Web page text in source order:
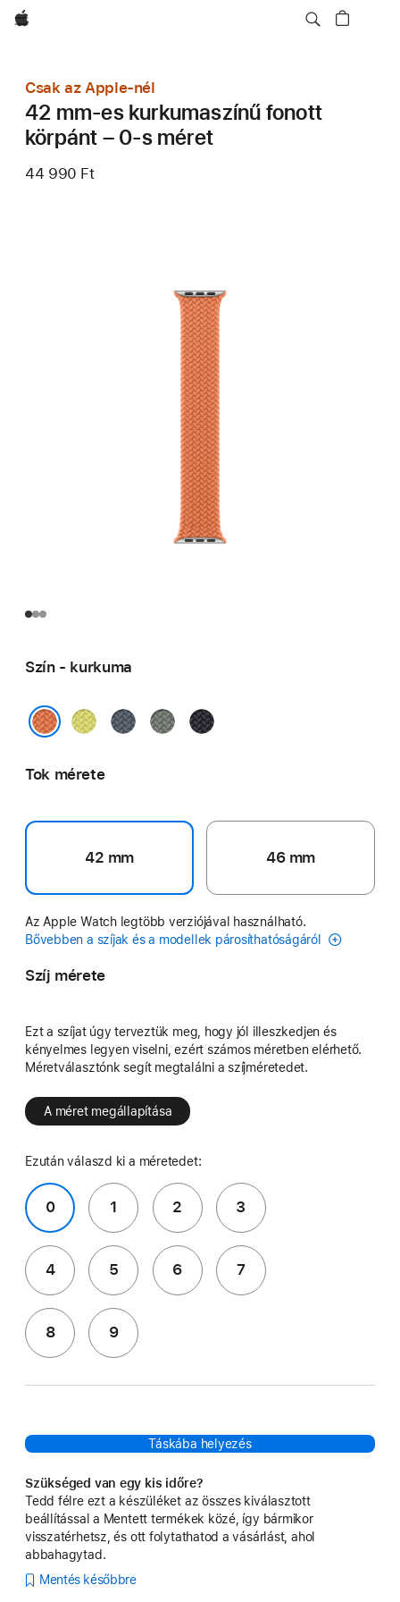
Apple
Csak az Apple-nél
42 mm-es kurkumaszínű fonott
körpánt – 0-s méret
44 990 Ft
Szín - kurkuma
neonsárgaacélkékzöldesszürke
éjfekete
Tok mérete
42 mm 46 mm
Az Apple Watch legtöbb verziójával használható.
Bővebben a szíjak és a modellek párosíthatóságáról
Szíj mérete
Ezt a szíjat úgy terveztük meg, hogy jól illeszkedjen és
kényelmes legyen viselni, ezért számos méretben elérhető.
Méretválasztónk segít megtalálni a szíjméretedet.
A méret megállapítása
Ezután válaszd ki a méretedet:
0 1 2 3
4 5 6 7
8 9
Táskába helyezés
Szükséged van egy kis időre?
Tedd félre ezt a készüléket az összes kiválasztott
beállítással a Mentett termékek közé, így bármikor
visszatérhetsz, és ott folytathatod a vásárlást, ahol
abbahagytad.
Mentés későbbre